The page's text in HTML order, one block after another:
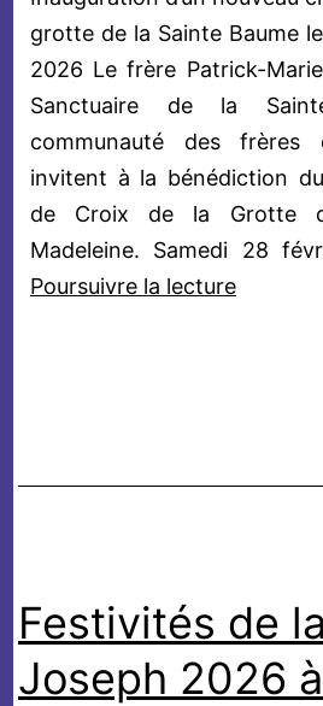
grotte de la Sainte Baume
2026 Le frère Patrick-
Sanctuaire de la
communauté des frères
invitent à la bénédiction
de Croix de la Grotte
Madeleine. Samedi 28
Poursuivre la lecture
Baume
Festivités de
Joseph 2026